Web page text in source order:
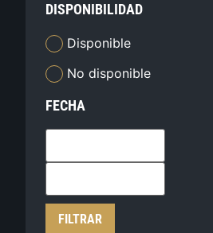
DISPONIBILIDAD
Disponible
No disponible
FECHA
FILTRAR